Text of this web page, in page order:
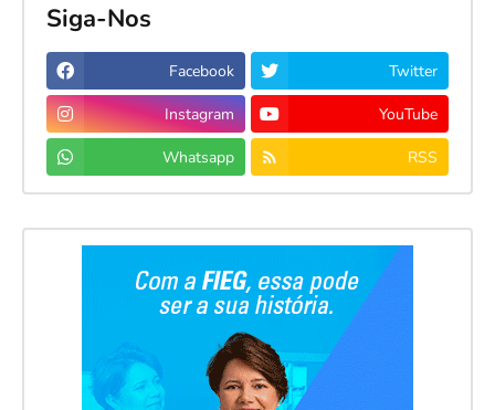
Siga-Nos
Facebook Twitter
Instagram YouTube
Whatsapp RSS